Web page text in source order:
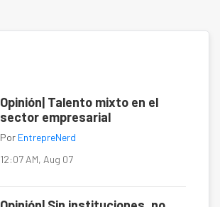
Opinión| Talento mixto en el
sector empresarial
Por EntrepreNerd
12:07 AM, Aug 07